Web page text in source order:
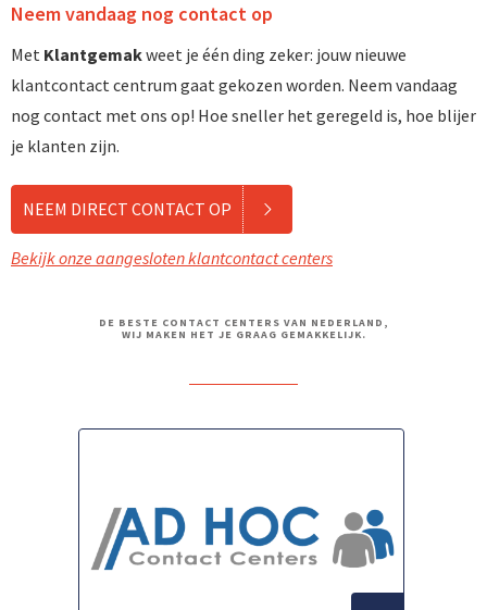
Neem vandaag nog contact op
Met Klantgemakweet je één ding zeker: jouw nieuwe
klantcontact centrum gaat gekozen worden. Neem vandaag
nog contact met ons op! Hoe sneller het geregeld is, hoe blijer
je klanten zijn.
NEEM DIRECT CONTACT OP
Bekijk onze aangesloten klantcontact centers
DE BESTE CONTACT CENTERS VAN NEDERLAND,
WIJ MAKEN HET JE GRAAG GEMAKKELIJK.